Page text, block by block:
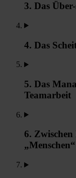
3. Das
4. Das
5. Das
Teamarbeit
6.
„Menschen“